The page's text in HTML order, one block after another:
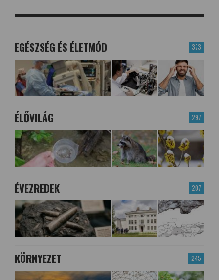
373
EGÉSZSÉG ÉS ÉLETMÓD
297
ÉLŐVILÁG
207
ÉVEZREDEK
245
KÖRNYEZET